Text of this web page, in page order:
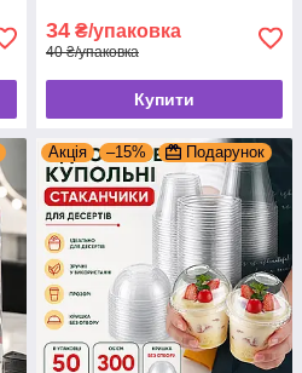
34 ₴/упаковка
40 ₴/упаковка
Купити
Акція –15% Подарунок